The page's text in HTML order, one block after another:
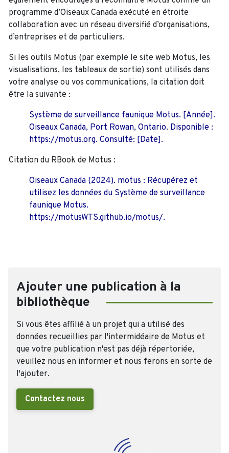
programme d’Oiseaux Canada exécuté en étroite
collaboration avec un réseau diversifié d’organisations,
d’entreprises et de particuliers.
Si les outils Motus (par exemple le site web Motus, les
visualisations, les tableaux de sortie) sont utilisés dans
votre analyse ou vos communications, la citation doit
être la suivante :
Système de surveillance faunique Motus. [Année].
Oiseaux Canada, Port Rowan, Ontario. Disponible :
https://motus.org. Consulté: [Date].
Citation du RBook de Motus :
Oiseaux Canada (2024). motus : Récupérez et
utilisez les données du Système de surveillance
faunique Motus.
https://motusWTS.github.io/motus/.
Ajouter une publication à la
bibliothèque
Si vous êtes affilié à un projet qui a utilisé des
données recueillies par l'intermidéaire de Motus et
que votre publication n'est pas déjà répertoriée,
veuillez nous en informer et nous ferons en sorte de
l'ajouter.
Contactez nous